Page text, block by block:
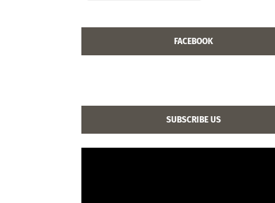
FACEBOOK
SUBSCRIBE US